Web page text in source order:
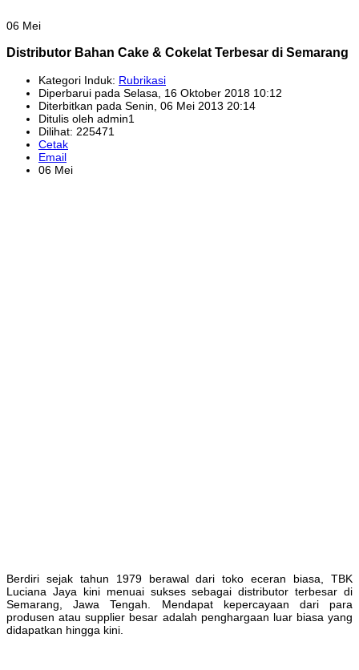
06 Mei
Distributor Bahan Cake & Cokelat Terbesar di Semarang
Kategori Induk: Rubrikasi
Diperbarui pada Selasa, 16 Oktober 2018 10:12
Diterbitkan pada Senin, 06 Mei 2013 20:14
Ditulis oleh admin1
Dilihat: 225471
Cetak
Email
06 Mei
Berdiri sejak tahun 1979 berawal dari toko eceran biasa, TBK
Luciana Jaya kini menuai sukses sebagai distributor terbesar di
Semarang, Jawa Tengah. Mendapat kepercayaan dari para
produsen atau supplier besar adalah penghargaan luar biasa yang
didapatkan hingga kini.